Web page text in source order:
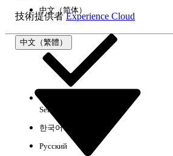
技術提供者Experience Cloud
中文（繁體）
中文（简体）
Select Org
한국어
Русский